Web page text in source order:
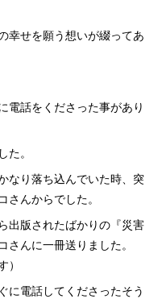
幸せを願う想いが綴ってあ
電話をくださった事があり
。
なり落ち込んでいた時、突
んからでした。
出版されたばかりの『災害
んに一冊送りました。
に電話してくださったそう